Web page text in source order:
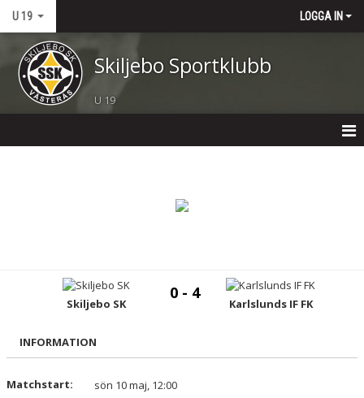
U 19 LOGGA IN
Skiljebo Sportklubb
U 19
BILDGALLERI
Skiljebo SK
0 - 4
Karlslunds IF FK
INFORMATION
Matchstart:
sön 10 maj, 12:00